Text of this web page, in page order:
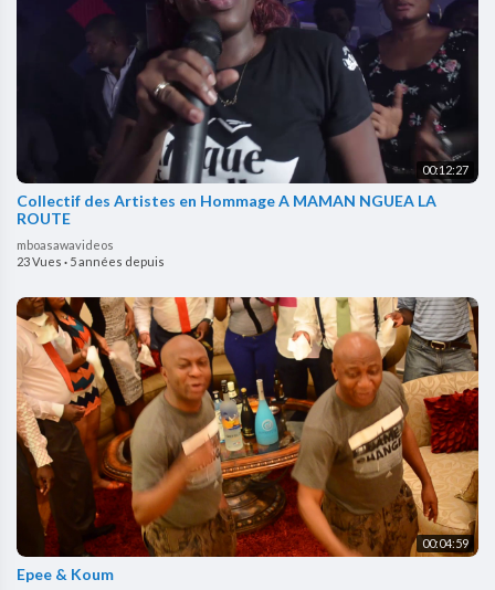
00:12:27
Collectif des Artistes en Hommage A MAMAN NGUEA LA
ROUTE
mboasawavideos
23 Vues · 5 années depuis
00:04:59
Epee & Koum